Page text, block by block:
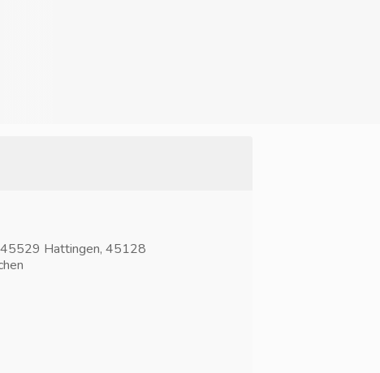
Hattingen, 45128